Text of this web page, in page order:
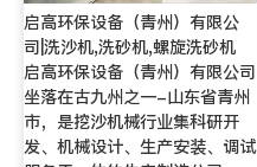
启高环保设备（青州）有限公
司|洗沙机,洗砂机,螺旋洗砂机
启高环保设备（青州）有限公司
坐落在古九州之一-山东省青州
市，是挖沙机械行业集科研开
发、机械设计、生产安装、调试